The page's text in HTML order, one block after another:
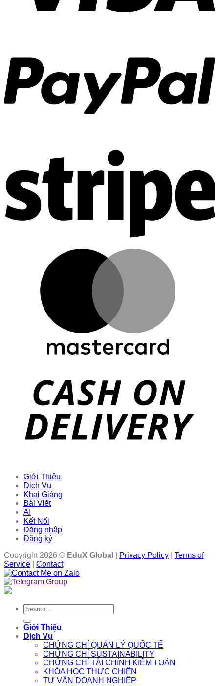
Giới Thiệu
Dịch Vụ
Khai Giảng
Bài Viết
AI
Kết Nối
Đăng nhập
Đăng ký
Copyright 2026 © EduX Global Privacy Policy
Terms of
Service
Contact
Search
for:
Giới Thiệu
Dịch Vụ
CHỨNG CHỈ QUẢN LÝ QUỐC TẾ
CHỨNG CHỈ SUSTAINABILITY
CHỨNG CHỈ TÀI CHÍNH KIỂM TOÁN
KHÓA HỌC THỰC CHIẾN
TƯ VẤN DOANH NGHIỆP